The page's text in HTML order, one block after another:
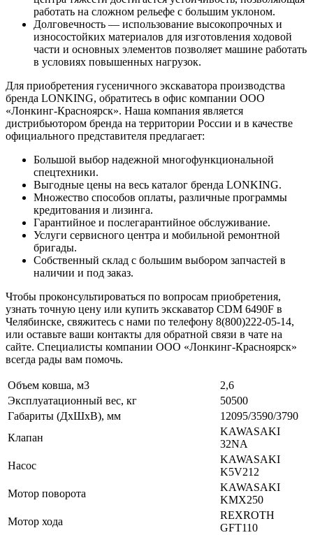
работать на сложном рельефе с большим уклоном.
Долговечность — использование высокопрочных и
износостойких материалов для изготовления ходовой
части и основных элементов позволяет машине работать
в условиях повышенных нагрузок.
Для приобретения гусеничного экскаватора производства
бренда LONKING, обратитесь в офис компании ООО
«Лонкинг-Красноярск». Наша компания является
дистрибьютором бренда на территории России и в качестве
официального представителя предлагает:
Большой выбор надежной многофункциональной
спецтехники.
Выгодные цены на весь каталог бренда LONKING.
Множество способов оплаты, различные программы
кредитования и лизинга.
Гарантийное и послегарантийное обслуживание.
Услуги сервисного центра и мобильной ремонтной
бригады.
Собственный склад с большим выбором запчастей в
наличии и под заказ.
Чтобы проконсультироваться по вопросам приобретения,
узнать точную цену или купить экскаватор CDM 6490F в
Челябинске, свяжитесь с нами по телефону 8(800)222-05-14,
или оставьте ваши контакты для обратной связи в чате на
сайте. Специалисты компании ООО «Лонкинг-Красноярск»
всегда рады вам помочь.
Объем ковша, м3
2,6
Эксплуатационный вес, кг
50500
Габариты (ДхШхВ), мм
12095/3590/3790
Клапан
KAWASAKI
32NA
Насос
KAWASAKI
K5V212
Мотор поворота
KAWASAKI
KMX250
Мотор хода
REXROTH
GFT110